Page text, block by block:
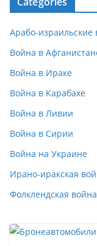
Арабо-израильские
Война в
Война в Ираке
Война в Карабахе
Война в Ливии
Война в Сирии
Война на Украине
Ирано-иракская
Фолклендская война